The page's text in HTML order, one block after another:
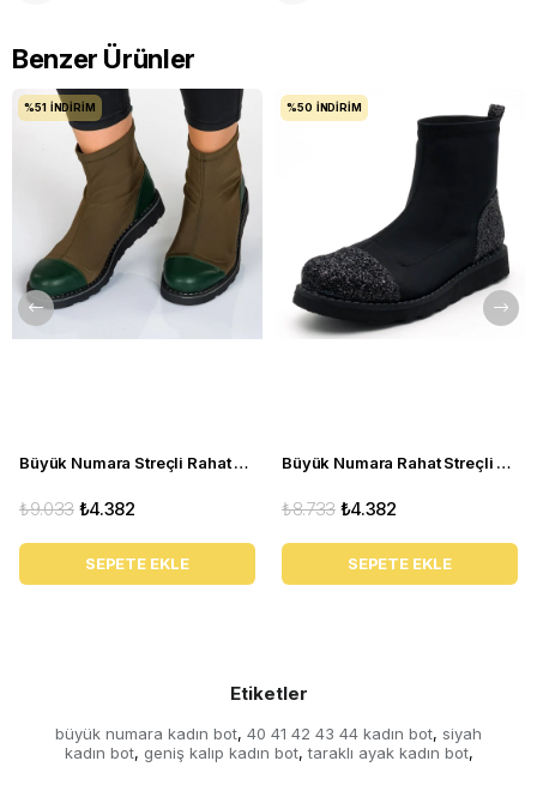
Benzer Ürünler
Büyük Numara Streçli Rahat Kadın BOT 19273 haki
₺4.382
₺9.033
SEPETE EKLE
%51 İNDIRIM
Büyük Numara Rahat Streçli Kadın BOT 19273 siyah
₺4.382
₺8.733
SEPETE EKLE
%50 İNDIRIM
Etiketler
büyük numara kadın bot, 40 41 42 43 44 kadın bot, siyah
kadın bot, geniş kalıp kadın bot, taraklı ayak kadın bot,